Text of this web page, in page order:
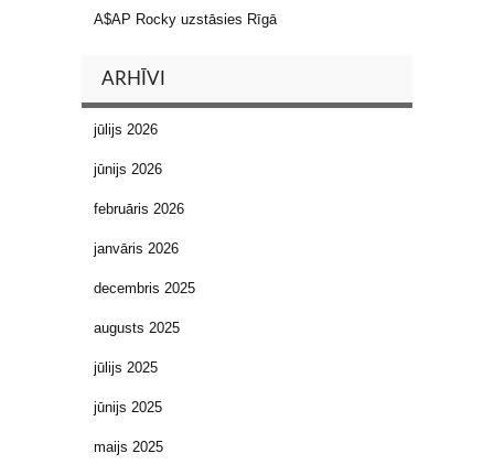
A$AP Rocky uzstāsies Rīgā
ARHĪVI
jūlijs 2026
jūnijs 2026
februāris 2026
janvāris 2026
decembris 2025
augusts 2025
jūlijs 2025
jūnijs 2025
maijs 2025